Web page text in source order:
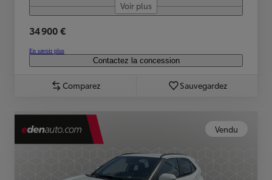
Voir plus
34 900 €
En savoir plus
Contactez la concession
Comparez Sauvegardez
Vendu